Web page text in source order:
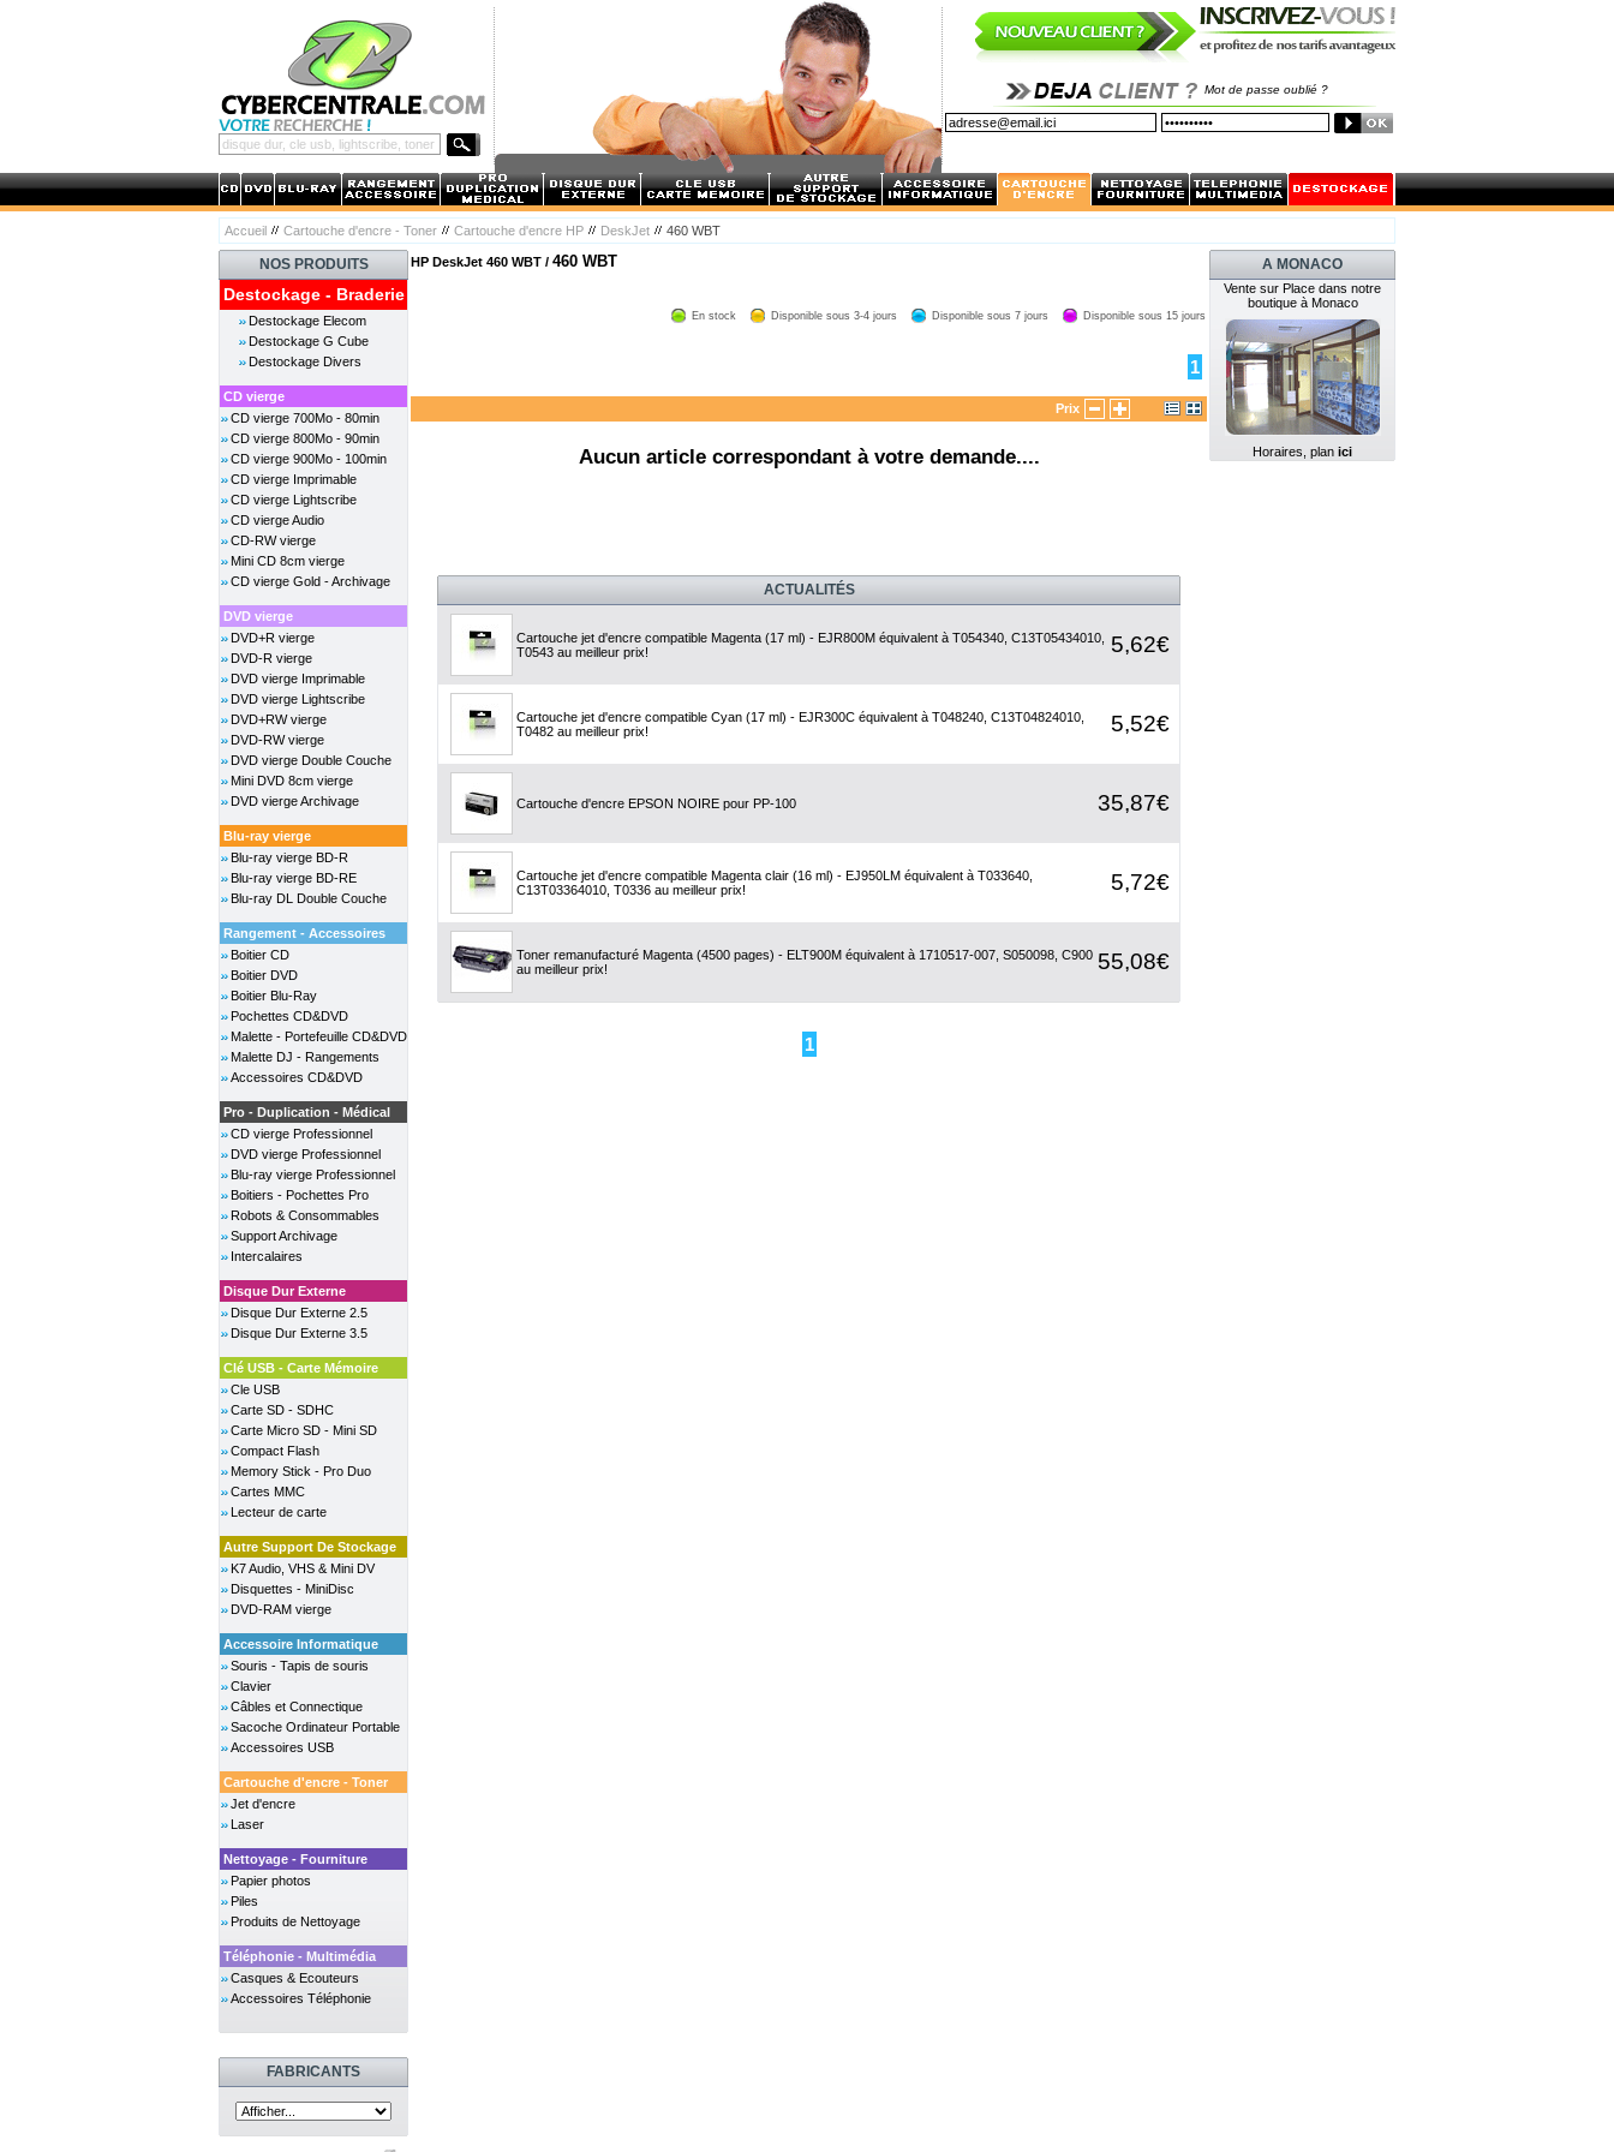
Mot de passe oublié ?
Accueil Cartouche d'encre - Toner Cartouche d'encre HP DeskJet 460 WBT
NOS PRODUITS
Destockage - Braderie
Destockage Elecom
Destockage G Cube
Destockage Divers
CD vierge
CD vierge 700Mo - 80min
CD vierge 800Mo - 90min
CD vierge 900Mo - 100min
CD vierge Imprimable
CD vierge Lightscribe
CD vierge Audio
CD-RW vierge
Mini CD 8cm vierge
CD vierge Gold - Archivage
DVD vierge
DVD+R vierge
DVD-R vierge
DVD vierge Imprimable
DVD vierge Lightscribe
DVD+RW vierge
DVD-RW vierge
DVD vierge Double Couche
Mini DVD 8cm vierge
DVD vierge Archivage
Blu-ray vierge
Blu-ray vierge BD-R
Blu-ray vierge BD-RE
Blu-ray DL Double Couche
Rangement - Accessoires
Boitier CD
Boitier DVD
Boitier Blu-Ray
Pochettes CD&DVD
Malette - Portefeuille CD&DVD
Malette DJ - Rangements
Accessoires CD&DVD
Pro - Duplication - Médical
CD vierge Professionnel
DVD vierge Professionnel
Blu-ray vierge Professionnel
Boitiers - Pochettes Pro
Robots & Consommables
Support Archivage
Intercalaires
Disque Dur Externe
Disque Dur Externe 2.5
Disque Dur Externe 3.5
Clé USB - Carte Mémoire
Cle USB
Carte SD - SDHC
Carte Micro SD - Mini SD
Compact Flash
Memory Stick - Pro Duo
Cartes MMC
Lecteur de carte
Autre Support De Stockage
K7 Audio, VHS & Mini DV
Disquettes - MiniDisc
DVD-RAM vierge
Accessoire Informatique
Souris - Tapis de souris
Clavier
Câbles et Connectique
Sacoche Ordinateur Portable
Accessoires USB
Cartouche d'encre - Toner
Jet d'encre
Laser
Nettoyage - Fourniture
Papier photos
Piles
Produits de Nettoyage
Téléphonie - Multimédia
Casques & Ecouteurs
Accessoires Téléphonie
FABRICANTS
HP DeskJet 460 WBT / 460 WBT
En stock Disponible sous 3-4 jours Disponible sous 7 jours Disponible sous 15 jours
1
Prix
Aucun article correspondant à votre demande....
ACTUALITÉS
Cartouche jet d'encre compatible Magenta (17 ml) - EJR800M équivalent à T054340, C13T05434010,
T0543 au meilleur prix!
5,62€
Cartouche jet d'encre compatible Cyan (17 ml) - EJR300C équivalent à T048240, C13T04824010,
T0482 au meilleur prix!
5,52€
Cartouche d'encre EPSON NOIRE pour PP-100 35,87€
Cartouche jet d'encre compatible Magenta clair (16 ml) - EJ950LM équivalent à T033640,
C13T03364010, T0336 au meilleur prix!
5,72€
Toner remanufacturé Magenta (4500 pages) - ELT900M équivalent à 1710517-007, S050098, C900
au meilleur prix!
55,08€
1
A MONACO
Vente sur Place dans notre
boutique à Monaco
Horaires, plan ici